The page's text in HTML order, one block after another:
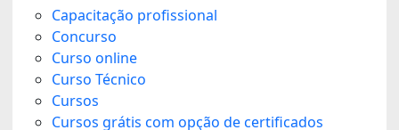
Capacitação profissional
Concurso
Curso online
Curso Técnico
Cursos
Cursos grátis com opção de certificados